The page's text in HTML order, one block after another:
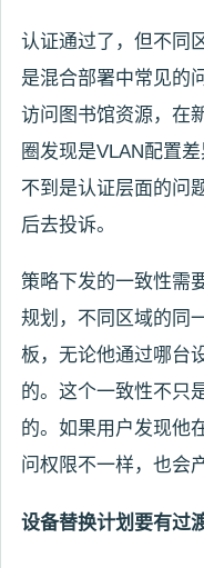
认证通过了，但不同
是混合部署中常见的
访问图书馆资源，在
圈发现是VLAN配置
不到是认证层面的问
后去投诉。
策略下发的一致性需
规划，不同区域的同
板，无论他通过哪台
的。这个一致性不只
的。如果用户发现他
问权限不一样，也会
设备替换计划要有过